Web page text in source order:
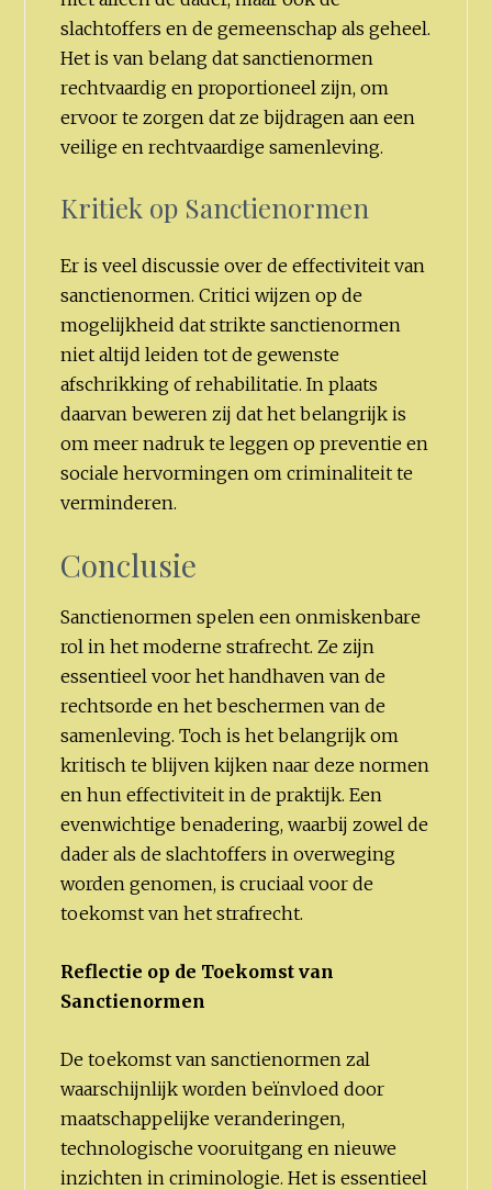
slachtoffers en de gemeenschap als geheel.
Het is van belang dat sanctienormen
rechtvaardig en proportioneel zijn, om
ervoor te zorgen dat ze bijdragen aan een
veilige en rechtvaardige samenleving.
Kritiek op Sanctienormen
Er is veel discussie over de effectiviteit van
sanctienormen. Critici wijzen op de
mogelijkheid dat strikte sanctienormen
niet altijd leiden tot de gewenste
afschrikking of rehabilitatie. In plaats
daarvan beweren zij dat het belangrijk is
om meer nadruk te leggen op preventie en
sociale hervormingen om criminaliteit te
verminderen.
Conclusie
Sanctienormen spelen een onmiskenbare
rol in het moderne strafrecht. Ze zijn
essentieel voor het handhaven van de
rechtsorde en het beschermen van de
samenleving. Toch is het belangrijk om
kritisch te blijven kijken naar deze normen
en hun effectiviteit in de praktijk. Een
evenwichtige benadering, waarbij zowel de
dader als de slachtoffers in overweging
worden genomen, is cruciaal voor de
toekomst van het strafrecht.
Reflectie op de Toekomst van
Sanctienormen
De toekomst van sanctienormen zal
waarschijnlijk worden beïnvloed door
maatschappelijke veranderingen,
technologische vooruitgang en nieuwe
inzichten in criminologie. Het is essentieel